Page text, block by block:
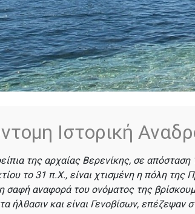
Ιστορική
της αρχαίας Βερενίκης, σε
το 31 π.Χ., είναι χτισμένη η πόλη της
αναφορά του ονόματος της
ήλθασιν και είναι Γενοβίσων,